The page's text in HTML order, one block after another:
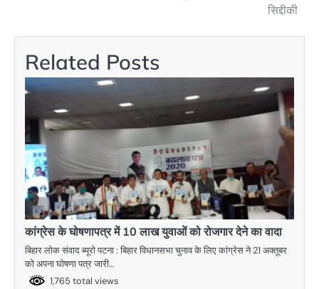
सिद्दीकी
Related Posts
कांग्रेस के घोषणापत्र में 10 लाख युवाओं को रोजगार देने का वादा
बिहार लोक संवाद ब्यूरो पटना : बिहार विधानसभा चुनाव के लिए कांग्रेस ने 21 अक्तूबर
को अपना घोषणा पत्र जारी…
1,765 total views